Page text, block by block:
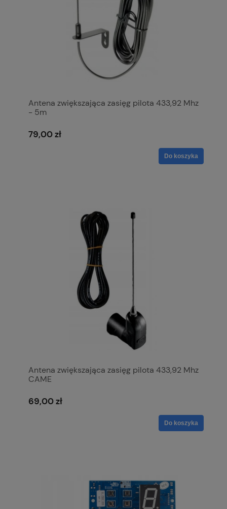
Antena zwiększająca zasięg pilota 433,92 Mhz
- 5m
79,00 zł
Do koszyka
Antena zwiększająca zasięg pilota 433,92 Mhz
CAME
69,00 zł
Do koszyka